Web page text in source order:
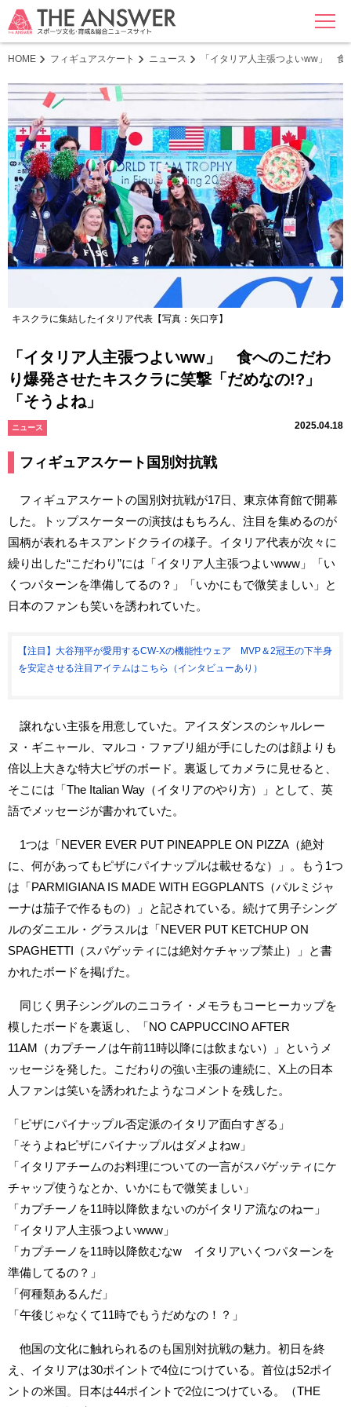
MENU
HOME フィギュアスケート ニュース 「イタリア人主張つよいww」 食
キスクラに集結したイタリア代表【写真：矢口亨】
「イタリア人主張つよいww」 食へのこだわ
り爆発させたキスクラに笑撃「だめなの!?」
「そうよね」
ニュース 2025.04.18
フィギュアスケート国別対抗戦
フィギュアスケートの国別対抗戦が17日、東京体育館で開幕
した。トップスケーターの演技はもちろん、注目を集めるのが
国柄が表れるキスアンドクライの様子。イタリア代表が次々に
繰り出した“こだわり”には「イタリア人主張つよいwww」「い
くつパターンを準備してるの？」「いかにもで微笑ましい」と
日本のファンも笑いを誘われていた。
【注目】大谷翔平が愛用するCW-Xの機能性ウェア MVP＆2冠王の下半身
を安定させる注目アイテムはこちら（インタビューあり）
譲れない主張を用意していた。アイスダンスのシャルレー
ヌ・ギニャール、マルコ・ファブリ組が手にしたのは顔よりも
倍以上大きな特大ピザのボード。裏返してカメラに見せると、
そこには「The Italian Way（イタリアのやり方）」として、英
語でメッセージが書かれていた。
1つは「NEVER EVER PUT PINEAPPLE ON PIZZA（絶対
に、何があってもピザにパイナップルは載せるな）」。もう1つ
は「PARMIGIANA IS MADE WITH EGGPLANTS（パルミジャ
ーナは茄子で作るもの）」と記されている。続けて男子シング
ルのダニエル・グラスルは「NEVER PUT KETCHUP ON
SPAGHETTI（スパゲッティには絶対ケチャップ禁止）」と書
かれたボードを掲げた。
同じく男子シングルのニコライ・メモラもコーヒーカップを
模したボードを裏返し、「NO CAPPUCCINO AFTER
11AM（カプチーノは午前11時以降には飲まない）」というメ
ッセージを発した。こだわりの強い主張の連続に、X上の日本
人ファンは笑いを誘われたようなコメントを残した。
「ピザにパイナップル否定派のイタリア面白すぎる」
「そうよねピザにパイナップルはダメよねw」
「イタリアチームのお料理についての一言がスパゲッティにケ
チャップ使うなとか、いかにもで微笑ましい」
「カプチーノを11時以降飲まないのがイタリア流なのねー」
「イタリア人主張つよいwww」
「カプチーノを11時以降飲むなw イタリアいくつパターンを
準備してるの？」
「何種類あるんだ」
「午後じゃなくて11時でもうだめなの！？」
他国の文化に触れられるのも国別対抗戦の魅力。初日を終
え、イタリアは30ポイントで4位につけている。首位は52ポイ
ントの米国。日本は44ポイントで2位につけている。（THE